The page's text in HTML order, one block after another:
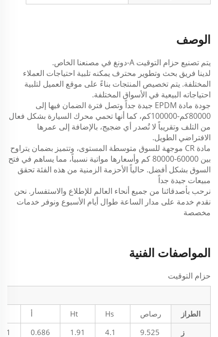
الوصف
يتم تصنيع حزام التوقيت A-دونغ في مصنعنا الخاص.
لدينا فريق بحث وتطوير محترف يمكنه تلبية احتياجات العملاء
المختلفة. يتم تخصيص المنتجات بناءً على موقع العميل لتلبية
احتياجاته البيعية في الأسواق المختلفة.
جودة مادة EPDM جيدة جداً وتصل فترة الضمان فيها إلى
80000كم-100000كم، كما أنها تحمي محرك السيارة بشكل فعال
من التلف وتقريباً لا تُصدر أي ضجيج، بالإضافة إلى عمرها
الافتراضي الطويل.
مادة CR موجهة للسوق متوسطة المستوى، وتتميز بضمان يتراوح
بين 60000-80000 كم وأسعارها مواتية نسبياً، مما يساهم في فتح
السوق بشكل أفضل. حالياً الأحزمة الزمنية من هذه الفئة تحقق
مبيعات جيدة جداً
نرحب بأصدقائنا من جميع أنحاء العالم للإطلاع والاستفسار. نحن
نقدم خدمة على مدار الساعة طوال أيام الأسبوع ونوفر خدمات
مخصصة
المواصفات الفنية
حزام التوقيت
الطراز رصاص Hs
Ht أ
ز
9.525
4.1
1.91
0.686